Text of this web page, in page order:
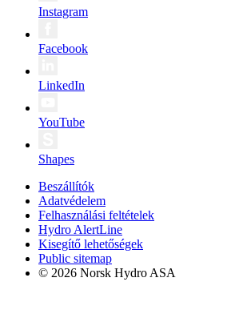
Instagram
Facebook
LinkedIn
YouTube
Shapes
Beszállítók
Adatvédelem
Felhasználási feltételek
Hydro AlertLine
Kisegítő lehetőségek
Public sitemap
© 2026 Norsk Hydro ASA